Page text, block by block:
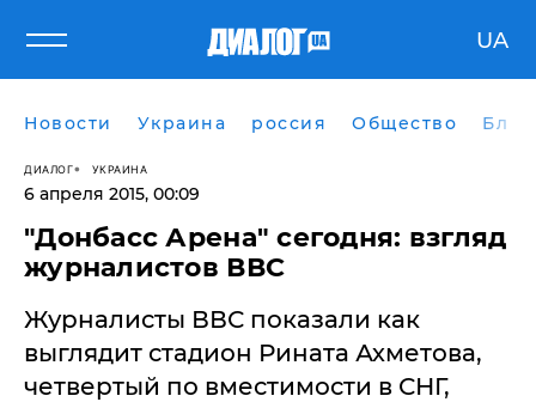
UA
Новости Украина россия Общество
ДИАЛОГ УКРАИНА
6 апреля 2015, 00:09
"Донбасс Арена" сегодня: взгляд
журналистов ВВС
Журналисты ВВС показали как
выглядит стадион Рината Ахметова,
четвертый по вместимости в СНГ,